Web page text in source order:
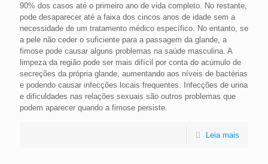
90% dos casos até o primeiro ano de vida completo. No restante,
pode desaparecer até a faixa dos cincos anos de idade sem a
necessidade de um tratamento médico específico. No entanto, se
a pele não ceder o suficiente para a passagem da glande, a
fimose pode causar alguns problemas na saúde masculina. A
limpeza da região pode ser mais difícil por conta do acúmulo de
secreções da própria glande, aumentando aos níveis de bactérias
e podendo causar infecções locais frequentes. Infecções de urina
e dificuldades nas relações sexuais são outros problemas que
podem aparecer quando a fimose persiste.
Leia mais